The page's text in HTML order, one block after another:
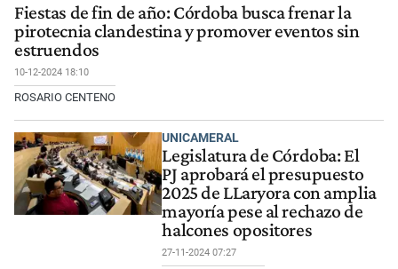
Fiestas de fin de año: Córdoba busca frenar la
pirotecnia clandestina y promover eventos sin
estruendos
10-12-2024 18:10
ROSARIO CENTENO
UNICAMERAL
Legislatura de Córdoba: El
PJ aprobará el presupuesto
2025 de LLaryora con amplia
mayoría pese al rechazo de
halcones opositores
27-11-2024 07:27